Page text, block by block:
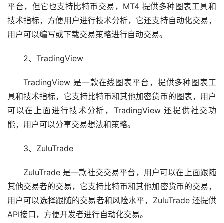
平台，但它也支持比特币交易，MT4 提供多种图表工具和
技术指标，方便用户进行技术分析，它还支持自动化交易，
用户可以编写或下载交易策略进行自动交易。
2、TradingView
TradingView 是一款在线图表平台，提供多种图表工
具和技术指标，它支持比特币和其他加密货币的图表，用户
可以在上面进行技术分析，TradingView 还提供社交功
能，用户可以分享交易想法和策略。
3、ZuluTrade
ZuluTrade 是一款社交交易平台，用户可以在上面跟随
其他交易者的交易，它支持比特币和其他加密货币的交易，
用户可以选择跟随的交易者和风险水平，ZuluTrade 还提供
API接口，方便开发者进行自动化交易。